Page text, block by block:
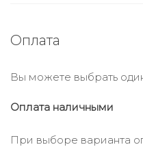
Оплата
Вы можете выбрать
Оплата наличными
При выборе варианта